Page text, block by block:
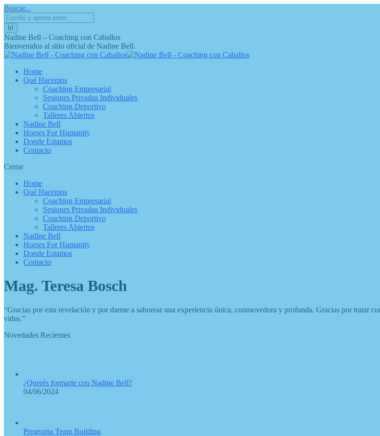
Saltar
al
contenido
Abrir
enlace
en
una
nueva
ventana/pestaña
Abrir
enlace
en
una
nueva
ventana/pestaña
Abrir
enlace
en
una
nueva
ventana/pestaña
Buscar:
Buscar...
Nadine Bell – Coaching con Caballos
Bienvenidos al sitio oficial de Nadine Bell.
Home
Qué Hacemos
Coaching Empresarial
Sesiones Privadas Individuales
Coaching Deportivo
Talleres Abiertos
Nadine Bell
Horses For Humanity
Donde Estamos
Contacto
Cerrar
Home
Qué Hacemos
Coaching Empresarial
Sesiones Privadas Individuales
Coaching Deportivo
Talleres Abiertos
Nadine Bell
Horses For Humanity
Donde Estamos
Contacto
Mag. Teresa Bosch
“Gracias por esta revelación y por darme a saborear una experiencia única, conmovedora y profunda. Gracias por tratar
vidas.”
Novedades Recientes
¿Querés formarte con Nadine Bell?
04/06/2024
Programa Team Building